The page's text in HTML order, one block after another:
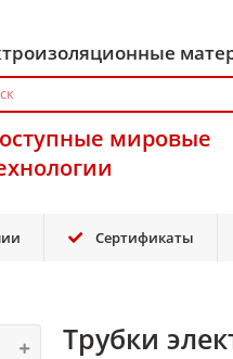
мировые
Сертификаты
Трубки